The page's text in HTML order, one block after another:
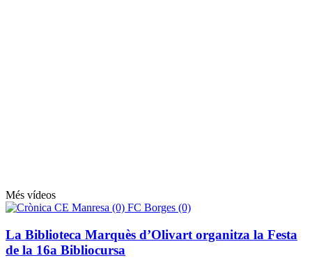
Més vídeos
La Biblioteca Marquès d’Olivart organitza la Festa
de la 16a Bibliocursa